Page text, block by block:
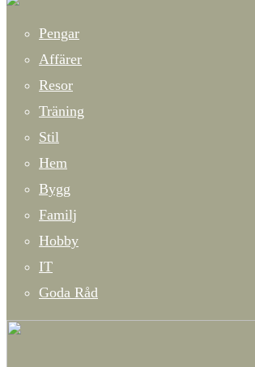
Pengar
Affärer
Resor
Träning
Stil
Hem
Bygg
Familj
Hobby
IT
Goda Råd